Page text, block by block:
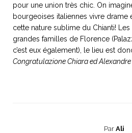
Burano, la
de tous les
superlatifs
pour une union très chic. On
bourgeoises italiennes vivre drame
cette nature sublime du Chianti!
grandes familles de Florence
c’est eux également), le lieu est
Congratulazione Chiara ed Alexandre
Par Ali